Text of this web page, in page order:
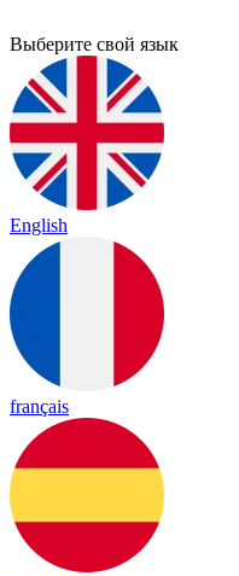
Выберите свой язык
English
français